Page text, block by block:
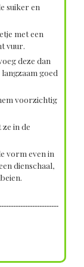
suiker en
met een
vuur.
deze dan
goed
voorzichtig
in de
vorm even in
dienschaal,